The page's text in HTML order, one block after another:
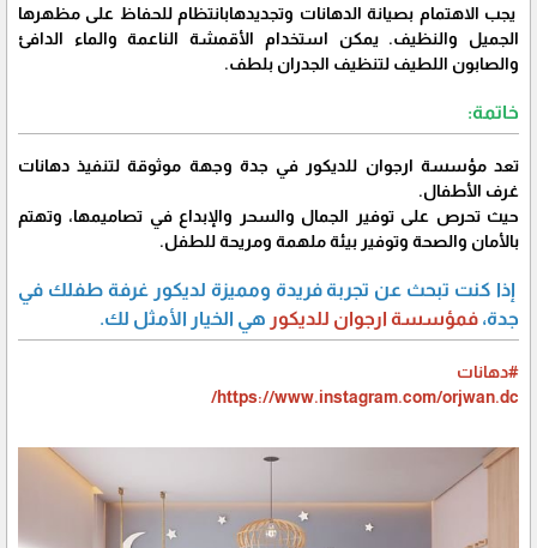
يجب الاهتمام بصيانة الدهانات وتجديدهابانتظام للحفاظ على مظهرها
الجميل والنظيف. يمكن استخدام الأقمشة الناعمة والماء الدافئ
والصابون اللطيف لتنظيف الجدران بلطف.
خاتمة:
تعد مؤسسة ارجوان للديكور في جدة وجهة موثوقة لتنفيذ دهانات
غرف الأطفال.
حيث تحرص على توفير الجمال والسحر والإبداع في تصاميمها، وتهتم
بالأمان والصحة وتوفير بيئة ملهمة ومريحة للطفل.
إذا كنت تبحث عن تجربة فريدة ومميزة لديكور غرفة طفلك في
جدة، فمؤسسة ارجوان للديكور هي الخيار الأمثل لك.
#دهانات
https://www.instagram.com/orjwan.dc/